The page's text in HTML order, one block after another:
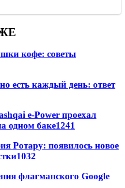
кофе: советы
есть каждый день: ответ
e-Power проехал
одном баке1241
Ротару: появилось новое
1032
флагманского Google